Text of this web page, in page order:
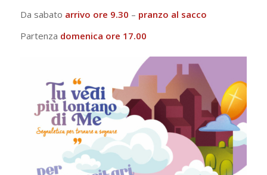
Da sabato arrivo ore 9.30 – pranzo al sacco
Partenza domenica ore 17.00